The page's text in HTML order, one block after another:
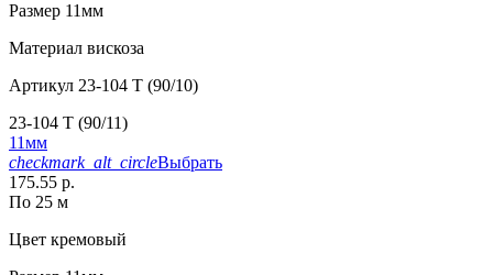
Размер 11мм
Материал вискоза
Артикул 23-104 T (90/10)
23-104 T (90/11)
11мм
checkmark_alt_circleВыбрать
175.55 р.
По 25 м
Цвет кремовый